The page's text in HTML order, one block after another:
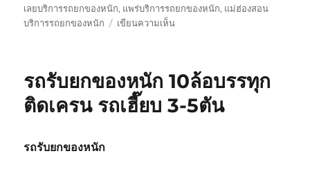
เลยบริการรถยกของหนัก, แพร่บริการรถยกของหนัก, แม่ฮ่องสอน
บริการรถยกของหนัก
เขียนความเห็นบน
เลอ
รถ
รถรับยกของหนัก 10ล้อบรรทุก
ติดเครน รถเฮี๊ยบ 3-5ตัน
รถรับยกของหนัก